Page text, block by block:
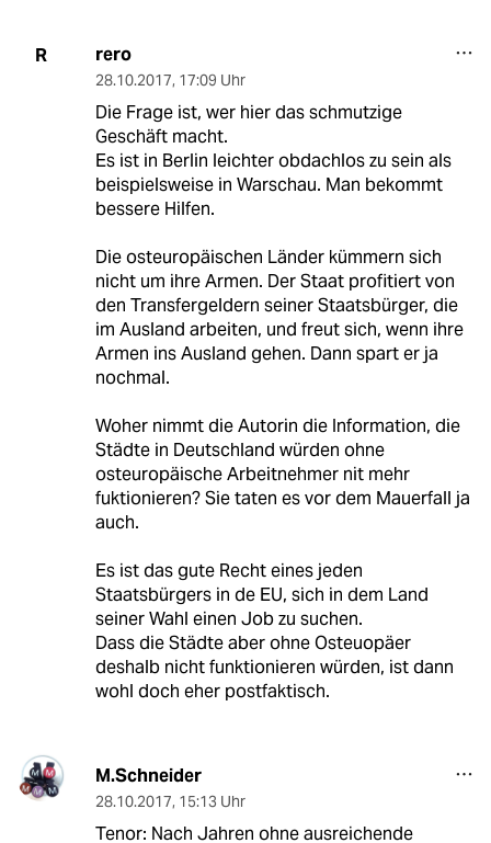
R rero
28.10.2017, 17:09 Uhr
Die Frage ist, wer hier das schmutzige
Geschäft macht.
Es ist in Berlin leichter obdachlos zu sein als
beispielsweise in Warschau. Man bekommt
bessere Hilfen.
Die osteuropäischen Länder kümmern sich
nicht um ihre Armen. Der Staat profitiert von
den Transfergeldern seiner Staatsbürger, die
im Ausland arbeiten, und freut sich, wenn ihre
Armen ins Ausland gehen. Dann spart er ja
nochmal.
Woher nimmt die Autorin die Information, die
Städte in Deutschland würden ohne
osteuropäische Arbeitnehmer nit mehr
fuktionieren? Sie taten es vor dem Mauerfall ja
auch.
Es ist das gute Recht eines jeden
Staatsbürgers in de EU, sich in dem Land
seiner Wahl einen Job zu suchen.
Dass die Städte aber ohne Osteuopäer
deshalb nicht funktionieren würden, ist dann
wohl doch eher postfaktisch.
M.Schneider
28.10.2017, 15:13 Uhr
Tenor: Nach Jahren ohne ausreichende